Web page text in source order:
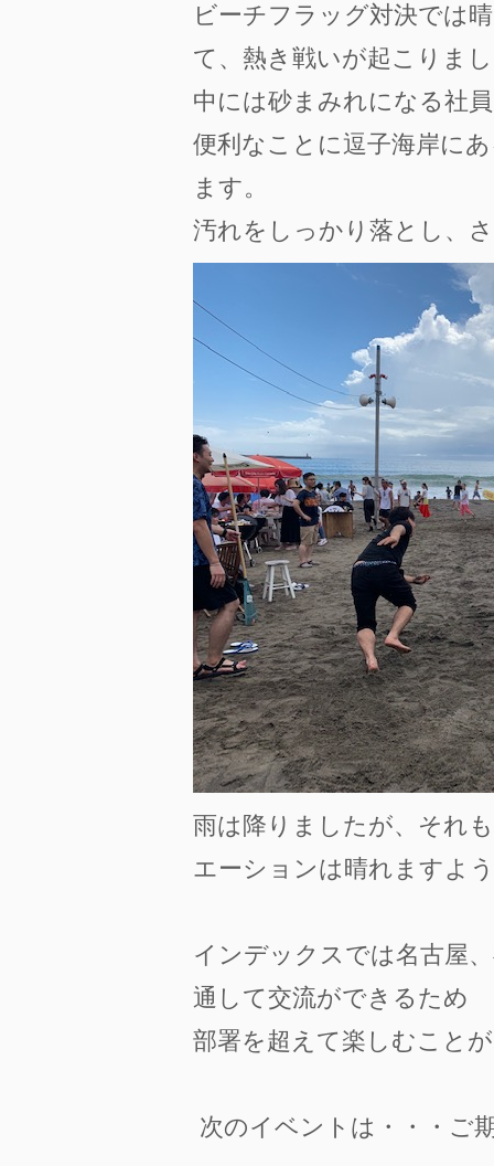
ビーチフラッグ対決では
て、熱き戦いが起こりま
中には砂まみれになる社
便利なことに逗子海岸に
ます。
汚れをしっかり落とし、
雨は降りましたが、それ
エーションは晴れますよ
インデックスでは名古屋
通して交流ができるため
部署を超えて楽しむこと
次のイベントは・・・ご